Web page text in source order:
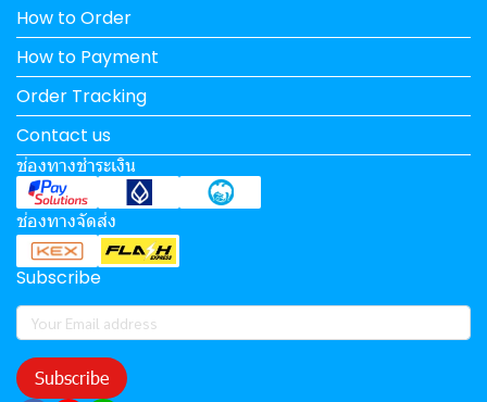
How to Order
How to Payment
Order Tracking
Contact us
ช่องทางชำระเงิน
ช่องทางจัดส่ง
Subscribe
Subscribe